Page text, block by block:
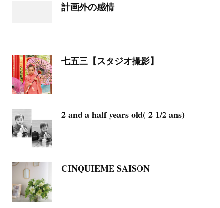
計画外の感情
七五三【スタジオ撮影】
2 and a half years old( 2 1/2 ans)
CINQUIEME SAISON